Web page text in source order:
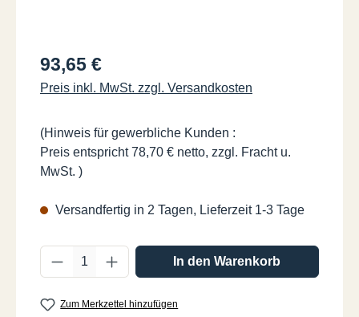
Regulärer Preis:
93,65 €
Preis inkl. MwSt. zzgl. Versandkosten
(Hinweis für gewerbliche Kunden :
Preis entspricht 78,70 € netto, zzgl. Fracht u.
MwSt. )
Versandfertig in 2 Tagen, Lieferzeit 1-3 Tage
Produkt Anzahl: Gib den gewünschten
In den Warenkorb
Zum Merkzettel hinzufügen